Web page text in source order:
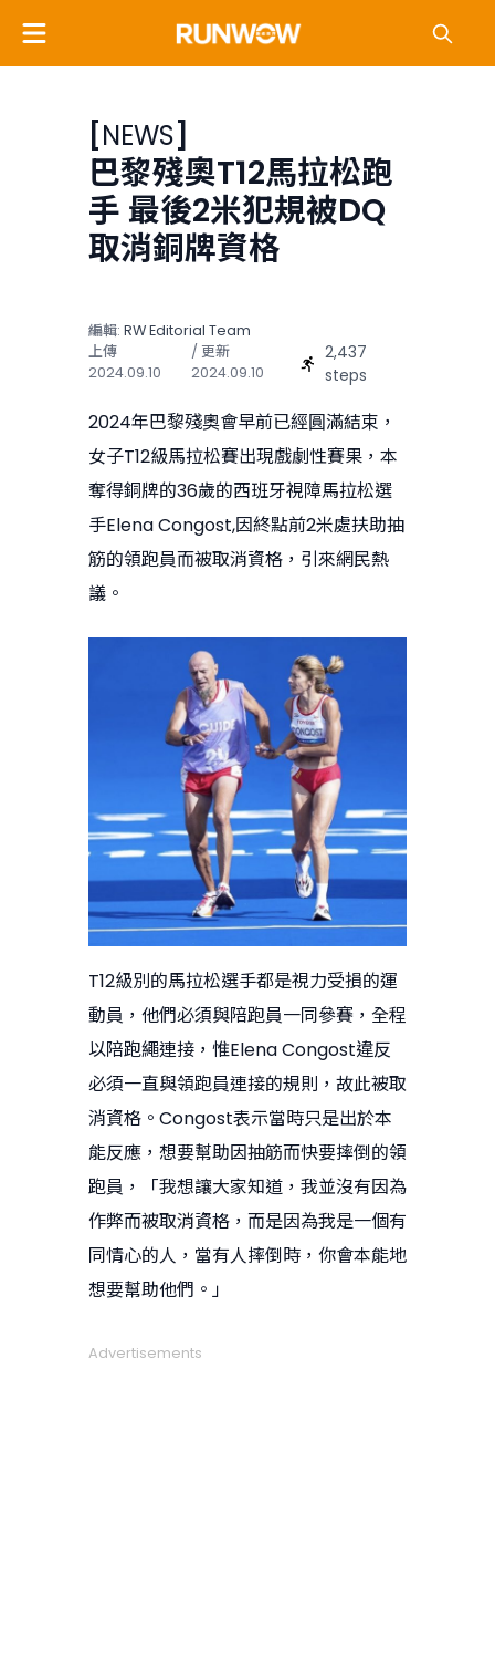
[NEWS]
巴黎殘奧T12馬拉松跑
手 最後2米犯規被DQ
取消銅牌資格
編輯: RW Editorial Team
上傳
2024.09.10
/ 更新
2024.09.10
2,437
steps
2024年巴黎殘奧會早前已經圓滿結束，
女子T12級馬拉松賽出現戲劇性賽果，本
奪得銅牌的36歲的西班牙視障馬拉松選
手Elena Congost,因終點前2米處扶助抽
筋的領跑員而被取消資格，引來網民熱
議。
T12級別的馬拉松選手都是視力受損的運
動員，他們必須與陪跑員一同參賽，全程
以陪跑繩連接，惟Elena Congost違反
必須一直與領跑員連接的規則，故此被取
消資格。Congost表示當時只是出於本
能反應，想要幫助因抽筋而快要摔倒的領
跑員，「我想讓大家知道，我並沒有因為
作弊而被取消資格，而是因為我是一個有
同情心的人，當有人摔倒時，你會本能地
想要幫助他們。」
Advertisements